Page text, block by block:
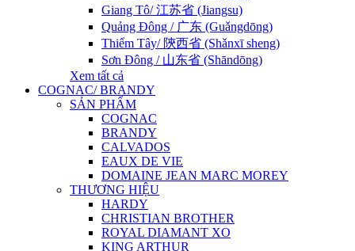
Giang Tô/ 江苏省 (Jiangsu)
Quảng Đông / 广东 (Guǎngdōng)
Thiểm Tây/ 陝西省 (Shǎnxī sheng)
Sơn Đông / 山东省 (Shāndōng)
Xem tất cả
COGNAC/ BRANDY
SẢN PHẨM
COGNAC
BRANDY
CALVADOS
EAUX DE VIE
DOMAINE JEAN MARC MOREY
THƯƠNG HIỆU
HARDY
CHRISTIAN BROTHER
ROYAL DIAMANT XO
KING ARTHUR